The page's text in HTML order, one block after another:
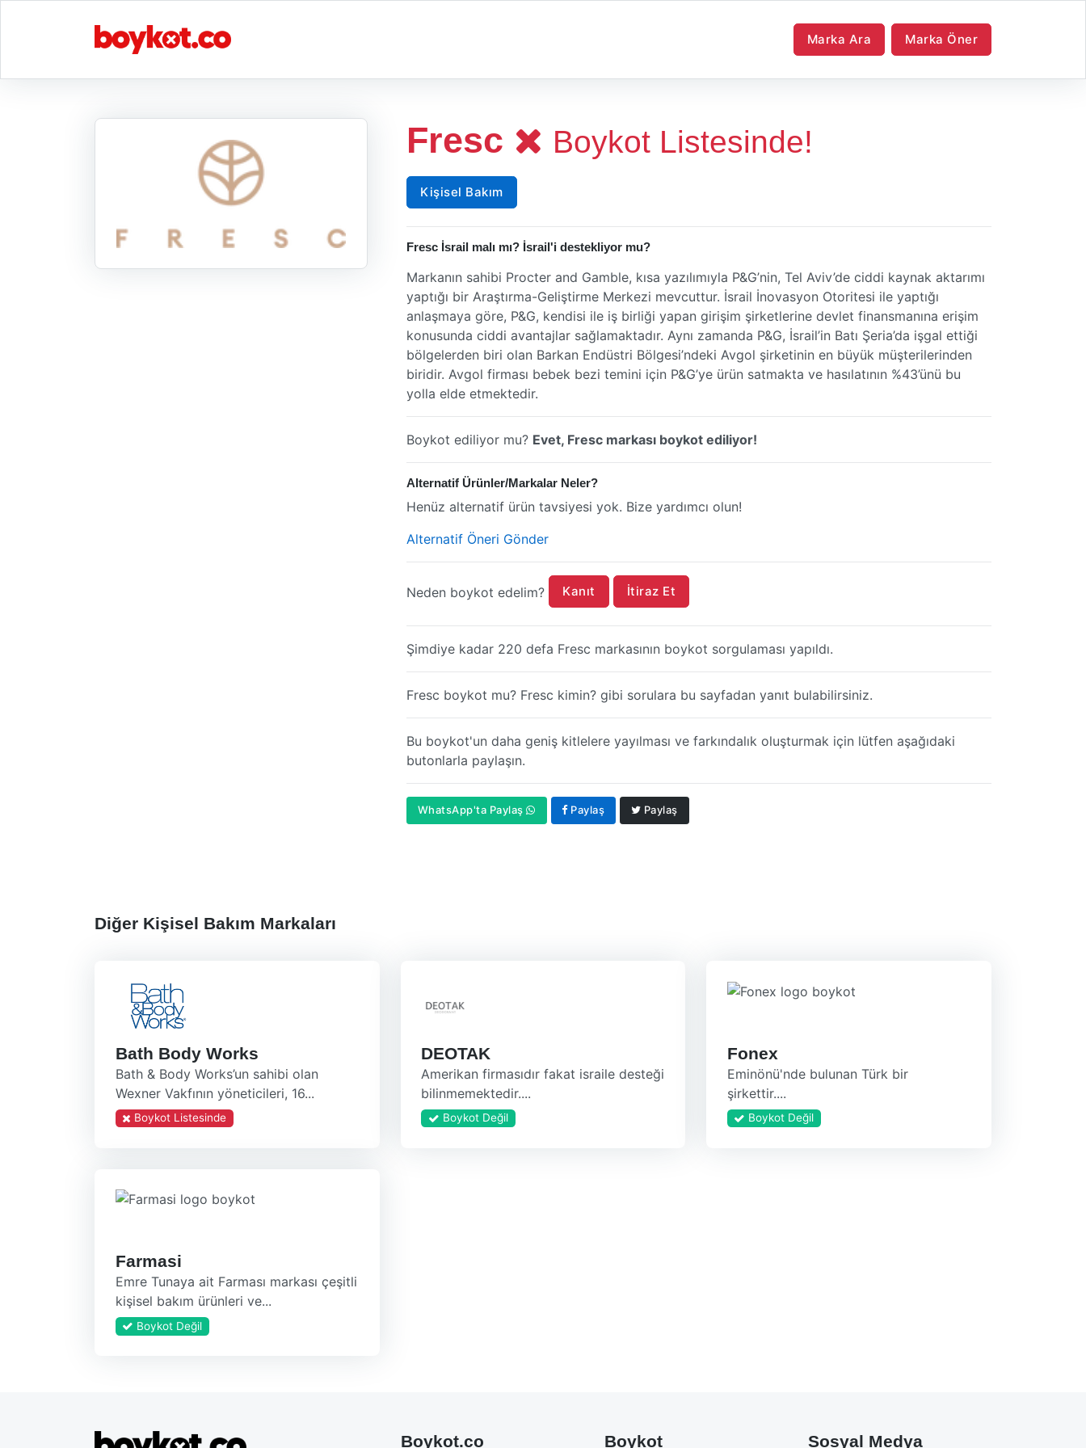
Marka Ara Marka Öner
Fresc Boykot Listesinde!
Kişisel Bakım
Fresc İsrail malı mı? İsrail'i destekliyor mu?
Markanın sahibi Procter and Gamble, kısa yazılımıyla P&G’nin, Tel Aviv’de ciddi kaynak aktarımı
yaptığı bir Araştırma-Geliştirme Merkezi mevcuttur. İsrail İnovasyon Otoritesi ile yaptığı
anlaşmaya göre, P&G, kendisi ile iş birliği yapan girişim şirketlerine devlet finansmanına erişim
konusunda ciddi avantajlar sağlamaktadır. Aynı zamanda P&G, İsrail’in Batı Şeria’da işgal ettiği
bölgelerden biri olan Barkan Endüstri Bölgesi’ndeki Avgol şirketinin en büyük müşterilerinden
biridir. Avgol firması bebek bezi temini için P&G’ye ürün satmakta ve hasılatının %43’ünü bu
yolla elde etmektedir.
Boykot ediliyor mu? Evet, Fresc markası boykot ediliyor!
Alternatif Ürünler/Markalar Neler?
Henüz alternatif ürün tavsiyesi yok. Bize yardımcı olun!
Alternatif Öneri Gönder
Neden boykot edelim? Kanıt İtiraz Et
Şimdiye kadar 220 defa Fresc markasının boykot sorgulaması yapıldı.
Fresc boykot mu? Fresc kimin? gibi sorulara bu sayfadan yanıt bulabilirsiniz.
Bu boykot'un daha geniş kitlelere yayılması ve farkındalık oluşturmak için lütfen aşağıdaki
butonlarla paylaşın.
WhatsApp'ta Paylaş Paylaş Paylaş
Diğer Kişisel Bakım Markaları
Bath Body Works
Bath & Body Works’un sahibi olan
Wexner Vakfının yöneticileri, 16...
Boykot Listesinde
DEOTAK
Amerikan firmasıdır fakat israile desteği
bilinmemektedir....
Boykot Değil
Fonex
Eminönü'nde bulunan Türk bir
şirkettir....
Boykot Değil
Farmasi
Emre Tunaya ait Farması markası çeşitli
kişisel bakım ürünleri ve...
Boykot Değil
Boykot.co Boykot Sosyal Medya